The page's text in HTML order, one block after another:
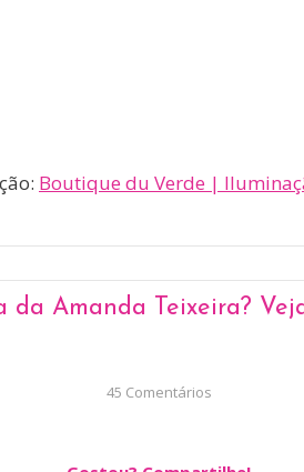
Boutique du Verde |
da Amanda Teixeira?
45 Comentários